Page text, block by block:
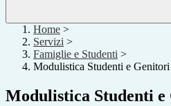
Home >
Servizi >
Famiglie e Studenti >
Modulistica Studenti e Genitori
Modulistica Studenti